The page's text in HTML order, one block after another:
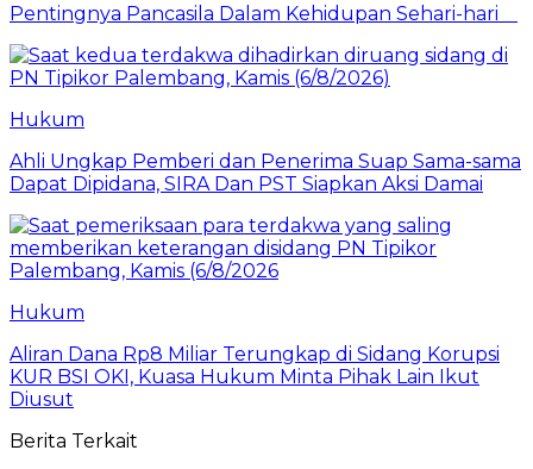
Pentingnya Pancasila Dalam Kehidupan Sehari-hari
Hukum
Ahli Ungkap Pemberi dan Penerima Suap Sama-sama
Dapat Dipidana, SIRA Dan PST Siapkan Aksi Damai
Hukum
Aliran Dana Rp8 Miliar Terungkap di Sidang Korupsi
KUR BSI OKI, Kuasa Hukum Minta Pihak Lain Ikut
Diusut
Berita Terkait